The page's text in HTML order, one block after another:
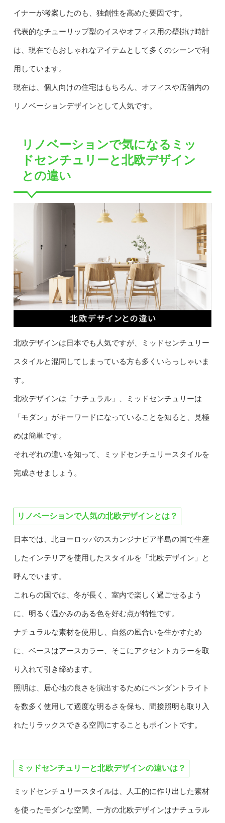
イナーが考案したのも、独創性を高めた要因です。
代表的なチューリップ型のイスやオフィス用の壁掛け時計
は、現在でもおしゃれなアイテムとして多くのシーンで利
用しています。
現在は、個人向けの住宅はもちろん、オフィスや店舗内の
リノベーションデザインとして人気です。
リノベーションで気になるミッ
ドセンチュリーと北欧デザイン
との違い
北欧デザインは日本でも人気ですが、ミッドセンチュリー
スタイルと混同してしまっている方も多くいらっしゃいま
す。
北欧デザインは「ナチュラル」、ミッドセンチュリーは
「モダン」がキーワードになっていることを知ると、見極
めは簡単です。
それぞれの違いを知って、ミッドセンチュリースタイルを
完成させましょう。
リノベーションで人気の北欧デザインとは？
日本では、北ヨーロッパのスカンジナビア半島の国で生産
したインテリアを使用したスタイルを「北欧デザイン」と
呼んでいます。
これらの国では、冬が長く、室内で楽しく過ごせるよう
に、明るく温かみのある色を好む点が特性です。
ナチュラルな素材を使用し、自然の風合いを生かすため
に、ベースはアースカラー、そこにアクセントカラーを取
り入れて引き締めます。
照明は、居心地の良さを演出するためにペンダントライト
を数多く使用して適度な明るさを保ち、間接照明も取り入
れたリラックスできる空間にすることもポイントです。
ミッドセンチュリーと北欧デザインの違いは？
ミッドセンチュリースタイルは、人工的に作り出した素材
を使ったモダンな空間、一方の北欧デザインはナチュラル